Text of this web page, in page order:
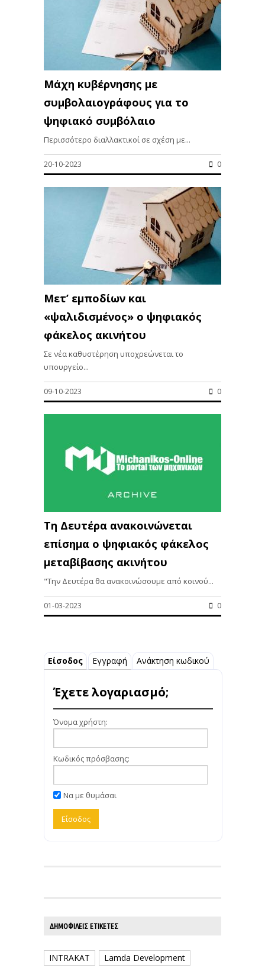
Μάχη κυβέρνησης με
συμβολαιογράφους για το
ψηφιακό συμβόλαιο
Περισσότερο διαλλακτικοί σε σχέση με...
20-10-2023 0
Μετ’ εμποδίων και
«ψαλιδισμένος» ο ψηφιακός
φάκελος ακινήτου
Σε νέα καθυστέρηση υποχρεώνεται το
υπουργείο...
09-10-2023 0
Τη Δευτέρα ανακοινώνεται
επίσημα ο ψηφιακός φάκελος
μεταβίβασης ακινήτου
"Την Δευτέρα θα ανακοινώσουμε από κοινού...
01-03-2023 0
Είσοδος Εγγραφή Ανάκτηση κωδικού
Έχετε λογαριασμό;
Όνομα χρήστη:
Κωδικός πρόσβασης:
Να με θυμάσαι
ΔΗΜΟΦΙΛΕΊΣ ΕΤΙΚΈΤΕΣ
INTRAKAT Lamda Development